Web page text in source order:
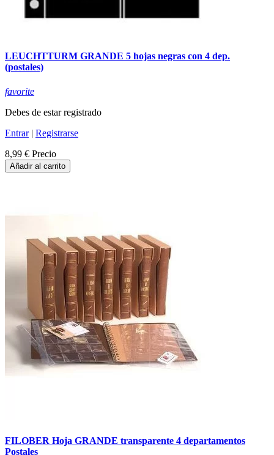
LEUCHTTURM GRANDE 5 hojas negras con 4 dep.
(postales)
favorite
Debes de estar registrado
Entrar| Registrarse
8,99 € Precio
Añadir al carrito
FILOBER Hoja GRANDE transparente 4 departamentos
Postales